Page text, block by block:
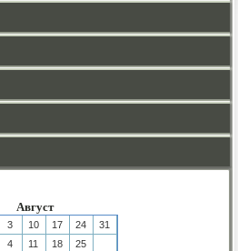
Август
3 10 17 24
31
4 11 18
25